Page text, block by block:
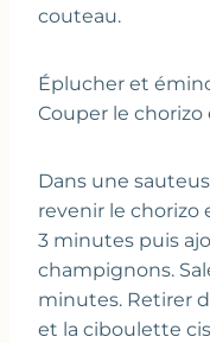
couteau.
Éplucher et
Couper le
Dans une
revenir le chorizo
3 minutes puis
champignons.
minutes. Retirer
et la ciboulette